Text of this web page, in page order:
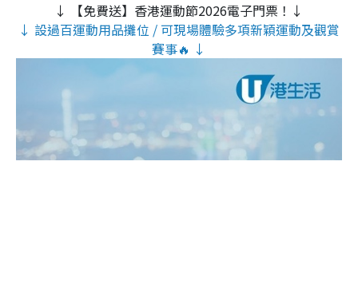
↓ 【免費送】香港運動節2026電子門票！↓
↓ 設過百運動用品攤位 / 可現場體驗多項新穎運動及觀賞
賽事🔥 ↓